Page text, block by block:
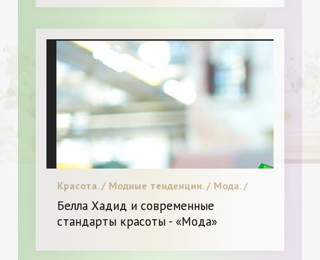
Красота. / Модные тенденции. / Мода. /
Видео. / Я и Мода.
Белла Хадид и современные
стандарты красоты - «Мода»